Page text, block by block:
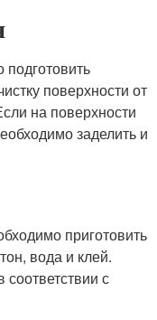
поверхности от
на поверхности
заделить и
приготовить
вода и клей.
с